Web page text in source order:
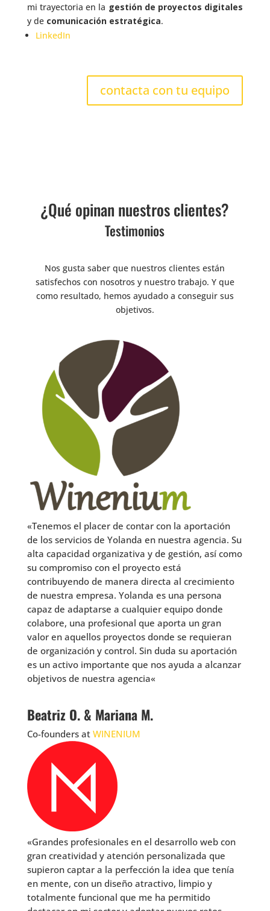
mi trayectoria en la gestión de proyectos digitales
y de comunicación estratégica.
LinkedIn
contacta con tu equipo
¿Qué opinan nuestros clientes?
Testimonios
Nos gusta saber que nuestros clientes están
satisfechos con nosotros y nuestro trabajo. Y que
como resultado, hemos ayudado a conseguir sus
objetivos.
«Tenemos el placer de contar con la aportación
de los servicios de Yolanda en nuestra agencia. Su
alta capacidad organizativa y de gestión, así como
su compromiso con el proyecto está
contribuyendo de manera directa al crecimiento
de nuestra empresa. Yolanda es una persona
capaz de adaptarse a cualquier equipo donde
colabore, una profesional que aporta un gran
valor en aquellos proyectos donde se requieran
de organización y control. Sin duda su aportación
es un activo importante que nos ayuda a alcanzar
objetivos de nuestra agencia«
Beatriz O. & Mariana M.
Co-founders at WINENIUM
«Grandes profesionales en el desarrollo web con
gran creatividad y atención personalizada que
supieron captar a la perfección la idea que tenía
en mente, con un diseño atractivo, limpio y
totalmente funcional que me ha permitido